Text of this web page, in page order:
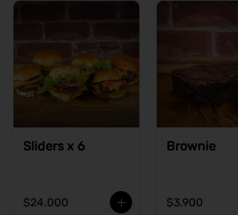
Sliders x 6
$24.000
Brownie
$3.900